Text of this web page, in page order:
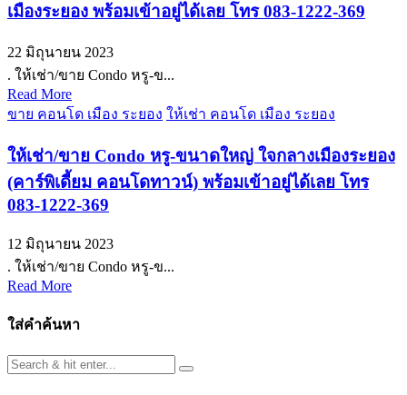
เมืองระยอง พร้อมเข้าอยู่ได้เลย โทร 083-1222-369
22 มิถุนายน 2023
. ให้เช่า/ขาย Condo หรู-ข...
Read More
ขาย คอนโด เมือง ระยอง ให้เช่า คอนโด เมือง ระยอง
ให้เช่า/ขาย Condo หรู-ขนาดใหญ่ ใจกลางเมืองระยอง
(คาร์พิเดี้ยม คอนโดทาวน์) พร้อมเข้าอยู่ได้เลย โทร
083-1222-369
12 มิถุนายน 2023
. ให้เช่า/ขาย Condo หรู-ข...
Read More
ใส่คำค้นหา